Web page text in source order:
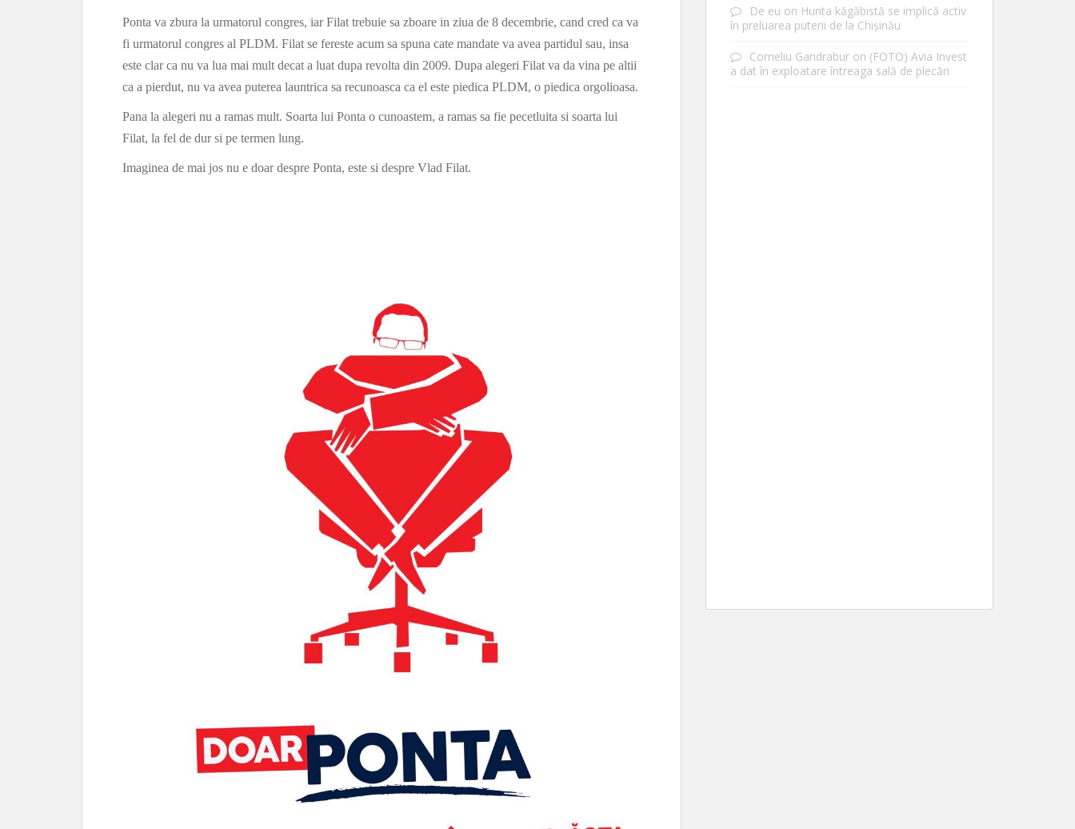
Ponta va zbura la urmatorul congres, iar Filat trebuie sa zboare in ziua de 8 decembrie, cand cred ca va
fi urmatorul congres al PLDM. Filat se fereste acum sa spuna cate mandate va avea partidul sau, insa
este clar ca nu va lua mai mult decat a luat dupa revolta din 2009. Dupa alegeri Filat va da vina pe altii
ca a pierdut, nu va avea puterea launtrica sa recunoasca ca el este piedica PLDM, o piedica orgolioasa.
Pana la alegeri nu a ramas mult. Soarta lui Ponta o cunoastem, a ramas sa fie pecetluita si soarta lui
Filat, la fel de dur si pe termen lung.
Imaginea de mai jos nu e doar despre Ponta, este si despre Vlad Filat.
De eu on Hunta kăgăbistă se implică activ
în preluarea puterii de la Chișinău
Corneliu Gandrabur on (FOTO) Avia Invest
a dat în exploatare întreaga sală de plecări